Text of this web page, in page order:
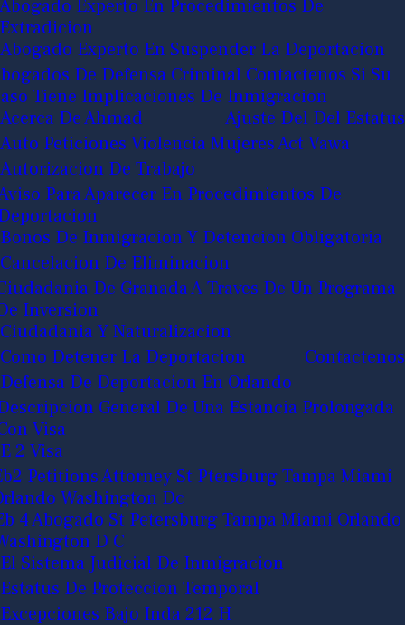
Experto En Procedimientos De
Abogado Experto En Suspender La Deportacion
De Defensa Criminal Contactenos Si Su
Tiene Implicaciones De Inmigracion
Acerca De Ahmad
Ajuste Del Del Estatus
Auto Peticiones Violencia Mujeres Act Vawa
Autorizacion De Trabajo
Para Aparecer En Procedimientos De
Bonos De Inmigracion Y Detencion Obligatoria
Cancelacion De Eliminacion
De Granada A Traves De Un Programa
Inversion
Ciudadania Y Naturalizacion
Como Detener La Deportacion
Contactenos
Defensa De Deportacion En Orlando
General De Una Estancia Prolongada
Visa
E 2 Visa
Petitions Attorney St Ptersburg Tampa Miami
Washington Dc
4 Abogado St Petersburg Tampa Miami Orlando
D C
El Sistema Judicial De Inmigracion
Estatus De Proteccion Temporal
Excepciones Bajo Inda 212 H